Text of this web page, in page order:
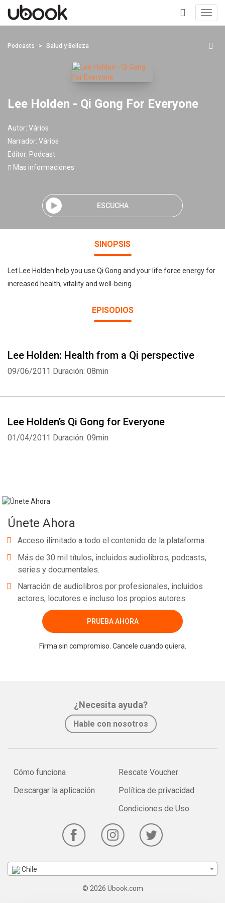
+
Podcasts Salud y Belleza
Lee Holden - Qi Gong For Everyone
Autor: Vários
Narrador: Vários
Editor: Podcast
Mas informaciones
ESCUCHA
SINOPSIS
Let Lee Holden help you use Qi Gong and your life force energy for
increased health, vitality and well-being.
EPISODIOS
Lee Holden: Health from a Qi perspective
09/06/2011 Duración: 08min
Lee Holden’s Qi Gong for Everyone
01/04/2011 Duración: 09min
Únete Ahora
Acceso ilimitado a todo el contenido de la plataforma.
Más de 30 mil títulos, incluidos audiolibros, podcasts,
series y documentales.
Narración de audiolibros por profesionales, incluidos
actores, locutores e incluso los propios autores.
PRUEBA AHORA
Firma sin compromiso. Cancele cuando quiera.
¿Necesita ayuda?
Hable con nosotros
Cómo funciona
Descargar la aplicación
Rescate Voucher
Política de privacidad
Condiciones de Uso
Chile
© 2026 Ubook.com
Whatsapp Facebook